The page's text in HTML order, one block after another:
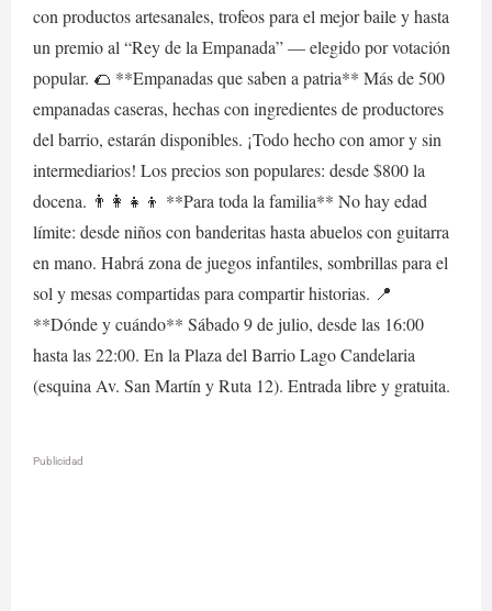
con productos artesanales, trofeos para el mejor baile y hasta
un premio al “Rey de la Empanada” — elegido por votación
popular. 🌮 **Empanadas que saben a patria** Más de 500
empanadas caseras, hechas con ingredientes de productores
del barrio, estarán disponibles. ¡Todo hecho con amor y sin
intermediarios! Los precios son populares: desde $800 la
docena. 👨‍👩‍👧‍👦 **Para toda la familia** No hay edad
límite: desde niños con banderitas hasta abuelos con guitarra
en mano. Habrá zona de juegos infantiles, sombrillas para el
sol y mesas compartidas para compartir historias. 📍
**Dónde y cuándo** Sábado 9 de julio, desde las 16:00
hasta las 22:00. En la Plaza del Barrio Lago Candelaria
(esquina Av. San Martín y Ruta 12). Entrada libre y gratuita.
Publicidad